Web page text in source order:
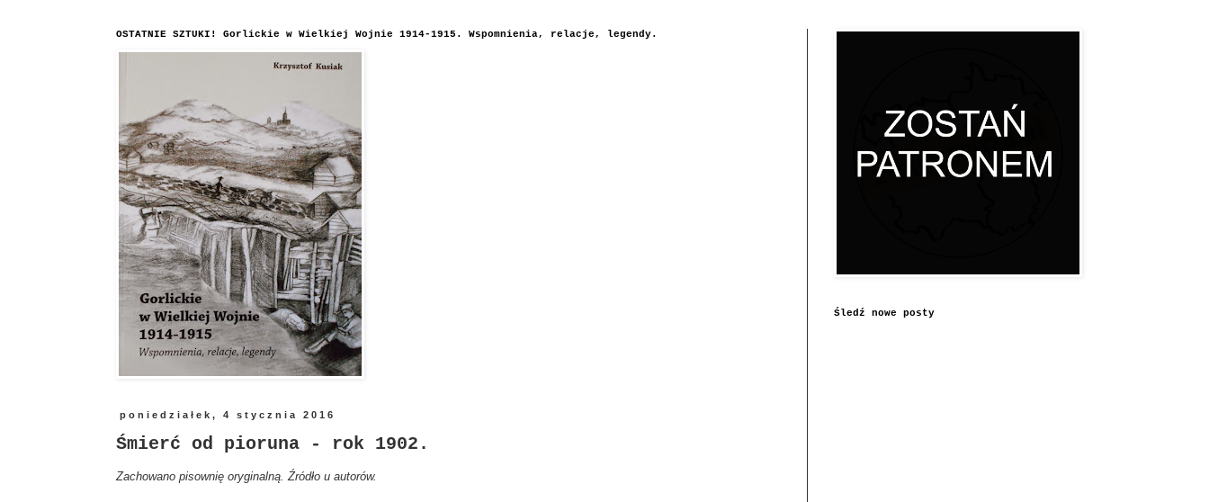
OSTATNIE SZTUKI! Gorlickie w Wielkiej Wojnie 1914-1915. Wspomnienia, relacje, legendy.
poniedziałek, 4 stycznia 2016
Śmierć od pioruna - rok 1902.
Zachowano pisownię oryginalną. Źródło u autorów.
Śledź nowe posty